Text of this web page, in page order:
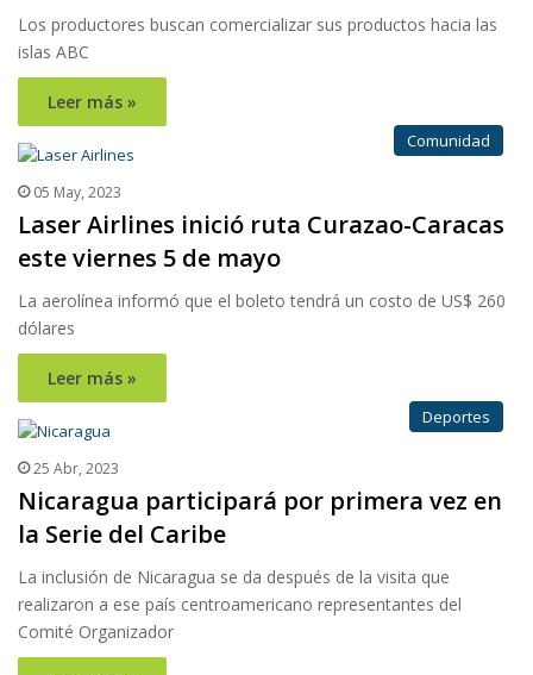
Los productores buscan comercializar sus productos hacia las
islas ABC
Leer más »
Comunidad
05 May, 2023
Laser Airlines inició ruta Curazao-Caracas
este viernes 5 de mayo
La aerolínea informó que el boleto tendrá un costo de US$ 260
dólares
Leer más »
Deportes
25 Abr, 2023
Nicaragua participará por primera vez en
la Serie del Caribe
La inclusión de Nicaragua se da después de la visita que
realizaron a ese país centroamericano representantes del
Comité Organizador